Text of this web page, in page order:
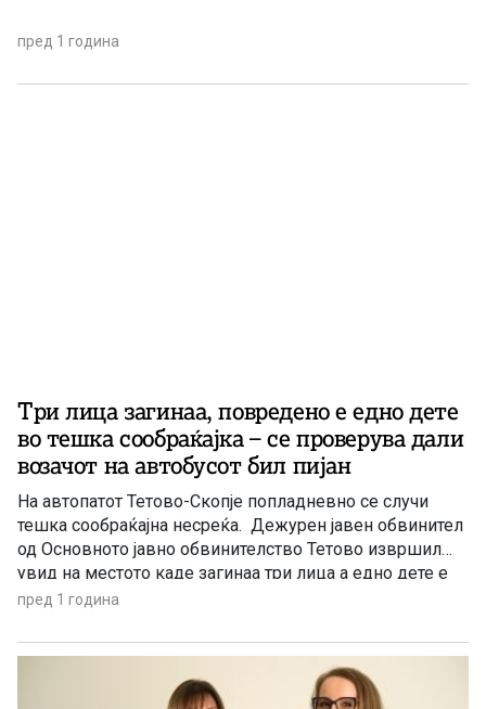
пред 1 година
Три лица загинаа, повредено е едно дете
во тешка сообраќајка – се проверува дали
возачот на автобусот бил пијан
На автопатот Тетово-Скопје попладневно се случи
тешка сообраќајна несреќа. Дежурен јавен обвинител
од Основното јавно обвинителство Тетово извршил
увид на местото каде загинаа три лица а едно дете е
повредено. Обвинителството соопшти дека се
и околностите кои довеле до трагедијата. Издадена е
наредба за обдукција на починатите, а […]
пред 1 година